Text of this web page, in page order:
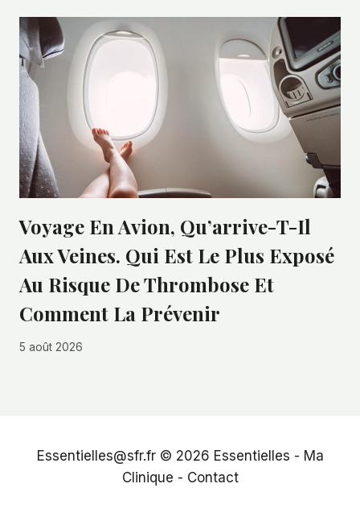
Voyage En Avion, Qu’arrive-T-Il
Aux Veines. Qui Est Le Plus Exposé
Au Risque De Thrombose Et
Comment La Prévenir
5 août 2026
Essentielles@sfr.fr © 2026 Essentielles - Ma
Clinique - Contact